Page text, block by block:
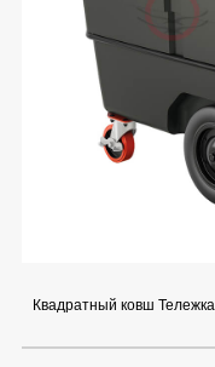
Квадратный ковш Тележка